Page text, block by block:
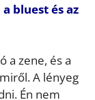
bluest és az
a zene, és a
A lényeg
Én nem